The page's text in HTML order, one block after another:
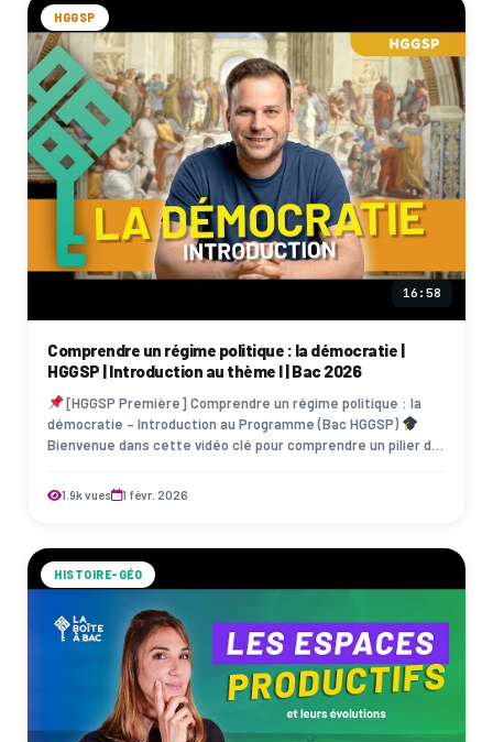
HGGSP
16:58
Comprendre un régime politique : la démocratie |
HGGSP | Introduction au thème I | Bac 2026
[HGGSP Première] Comprendre un régime politique : la
démocratie – Introduction au Programme (Bac HGGSP)
Bienvenue dans cette vidéo clé pour comprendre un pilier du
1.9k vues 1 févr. 2026
HISTOIRE-GÉO